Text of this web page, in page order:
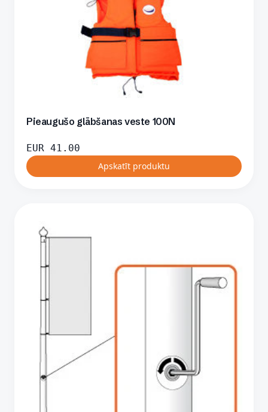
Pieaugušo glābšanas veste 100N
EUR 41.00
Apskatīt produktu